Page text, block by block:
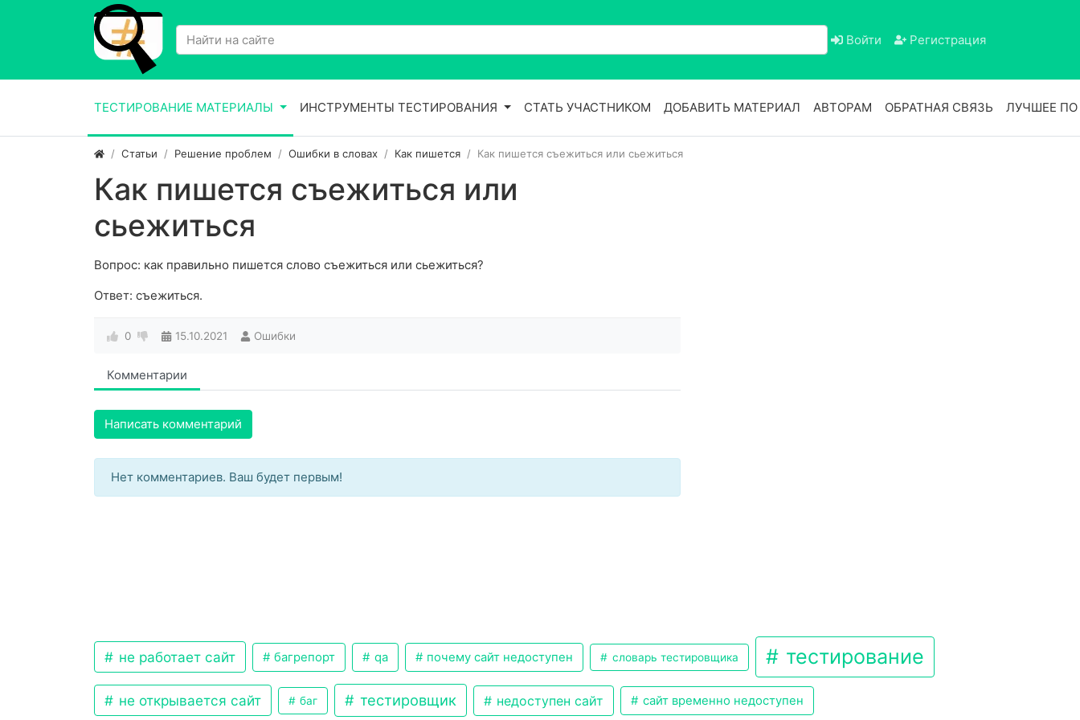
Войти Регистрация
ТЕСТИРОВАНИЕ МАТЕРИАЛЫ ИНСТРУМЕНТЫ ТЕСТИРОВАНИЯ СТАТЬ УЧАСТНИКОМ ДОБАВИТЬ МАТЕРИАЛ АВТОРАМ ОБРАТНАЯ СВЯЗЬ ЛУЧШЕЕ
Статьи Решение проблем Ошибки в словах Как пишется Как пишется съежиться или сьежиться
Как пишется съежиться или
сьежиться
Вопрос: как правильно пишется слово съежиться или сьежиться?
Ответ: съежиться.
0 15.10.2021 Ошибки
Комментарии
Написать комментарий
Нет комментариев. Ваш будет первым!
не работает сайт багрепорт qa почему сайт недоступен словарь тестировщика тестирование
не открывается сайт баг тестировщик недоступен сайт сайт временно недоступен